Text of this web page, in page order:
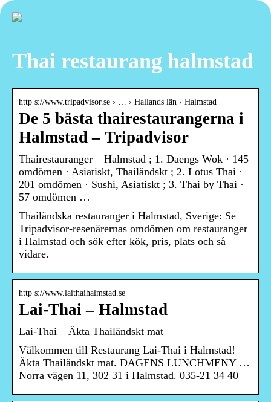
Thai restaurang halmstad
http s://www.tripadvisor.se › … › Hallands län › Halmstad
De 5 bästa thairestaurangerna i
Halmstad – Tripadvisor
Thairestauranger – Halmstad ; 1. Daengs Wok · 145
omdömen · Asiatiskt, Thailändskt ; 2. Lotus Thai ·
201 omdömen · Sushi, Asiatiskt ; 3. Thai by Thai ·
57 omdömen …
Thailändska restauranger i Halmstad, Sverige: Se
Tripadvisor-resenärernas omdömen om restauranger
i Halmstad och sök efter kök, pris, plats och så
vidare.
http s://www.laithaihalmstad.se
Lai-Thai – Halmstad
Lai-Thai – Äkta Thailändskt mat
Välkommen till Restaurang Lai-Thai i Halmstad!
Äkta Thailändskt mat. DAGENS LUNCHMENY …
Norra vägen 11, 302 31 i Halmstad. 035-21 34 40